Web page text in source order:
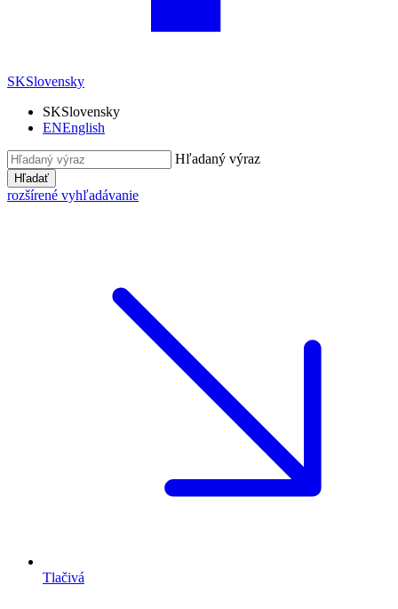
SKSlovensky
SKSlovensky
ENEnglish
Hľadaný výraz
Hľadať
rozšírené vyhľadávanie
Tlačivá